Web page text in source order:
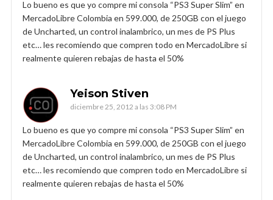
Lo bueno es que yo compre mi consola “PS3 Super Slim” en
MercadoLibre Colombia en 599.000, de 250GB con el juego
de Uncharted, un control inalambrico, un mes de PS Plus
etc… les recomiendo que compren todo en MercadoLibre si
realmente quieren rebajas de hasta el 50%
Yeison Stiven
diciembre 25, 2012 a las 3:08 PM
Lo bueno es que yo compre mi consola “PS3 Super Slim” en
MercadoLibre Colombia en 599.000, de 250GB con el juego
de Uncharted, un control inalambrico, un mes de PS Plus
etc… les recomiendo que compren todo en MercadoLibre si
realmente quieren rebajas de hasta el 50%